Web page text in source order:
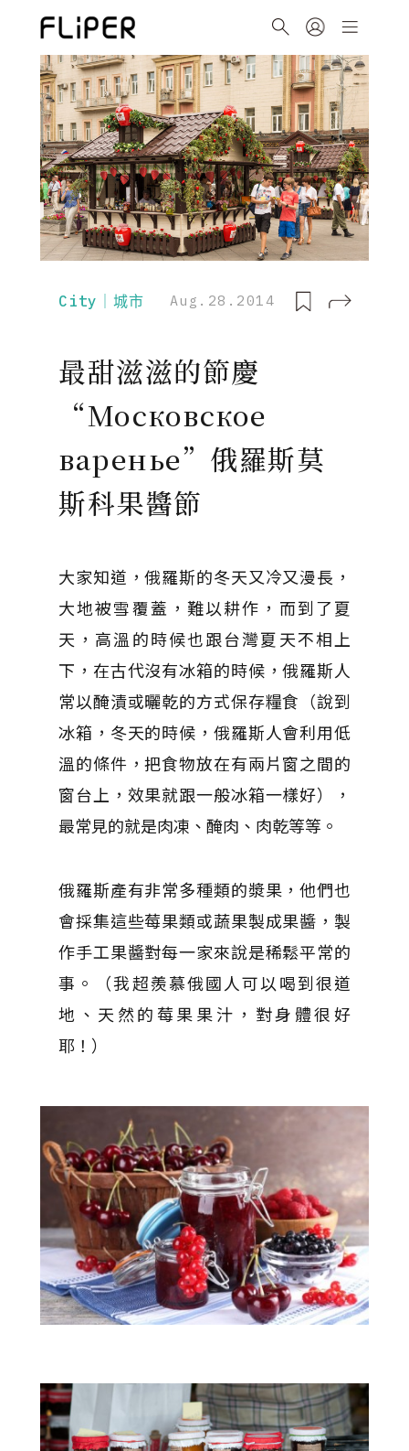
City｜城市 Aug.28.2014
最甜滋滋的節慶
“Московское
варенье”俄羅斯莫
斯科果醬節
大家知道，俄羅斯的冬天又冷又漫長，
大地被雪覆蓋，難以耕作，而到了夏
天，高溫的時候也跟台灣夏天不相上
下，在古代沒有冰箱的時候，俄羅斯人
常以醃漬或曬乾的方式保存糧食（說到
冰箱，冬天的時候，俄羅斯人會利用低
溫的條件，把食物放在有兩片窗之間的
窗台上，效果就跟一般冰箱一樣好），
最常見的就是肉凍、醃肉、肉乾等等。
俄羅斯產有非常多種類的漿果，他們也
會採集這些莓果類或蔬果製成果醬，製
作手工果醬對每一家來說是稀鬆平常的
事。（我超羨慕俄國人可以喝到很道
地、天然的莓果果汁，對身體很好
耶！）